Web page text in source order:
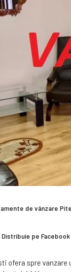
de vânzare
Distribuie pe Facebook
ofera spre